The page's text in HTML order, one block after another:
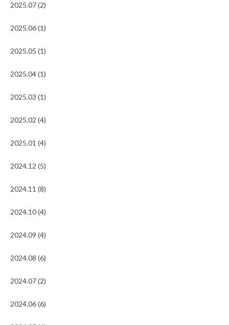
2025.07 (2)
2025.06 (1)
2025.05 (1)
2025.04 (1)
2025.03 (1)
2025.02 (4)
2025.01 (4)
2024.12 (5)
2024.11 (8)
2024.10 (4)
2024.09 (4)
2024.08 (6)
2024.07 (2)
2024.06 (6)